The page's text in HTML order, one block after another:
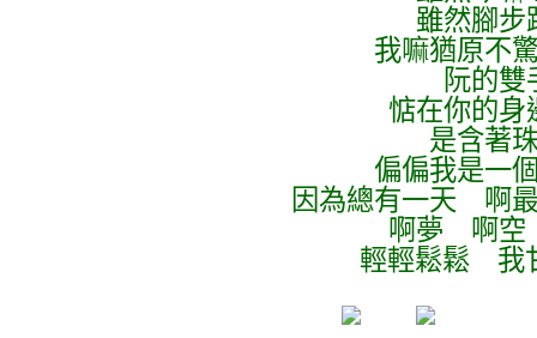
雖然腳步
我嘛猶原不
阮的雙
惦在你的身
是含著
偏偏我是一
因為總有一天 啊
啊夢 啊空
輕輕鬆鬆 我